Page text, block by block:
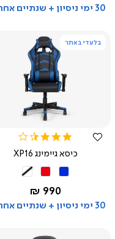
רגיל
30 ימי ניסיון + שנתיים אחריות
בלעדי באתר
צפייה
מהירה
3.6
rating
כיסא גיימינג XP16
שחורשחור
החל מ-
990 ₪
30 ימי ניסיון + שנתיים אחריות